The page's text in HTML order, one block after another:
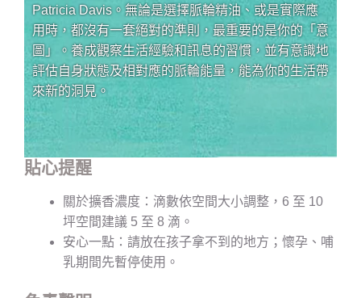
Patricia Davis。無論是選擇脈輪精油、或是實際應
用時，都沒有一套絕對的準則，最重要的是你的「意
圖」。養成觀察生活經驗和訊息的習慣，並有意識地
評估自身狀態及相對應的脈輪能量，能為你的生活帶
來新的洞見。
貼心提醒
關於擴香濃度：滴數依空間大小調整，6 至 10
坪空間建議 5 至 8 滴。
安心一點：請放在孩子拿不到的地方；懷孕、哺
乳期間先暫停使用。